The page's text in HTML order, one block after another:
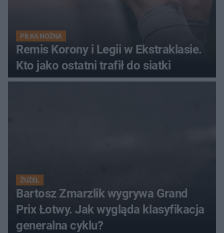
PIŁKA NOŻNA
Remis Korony i Legii w Ekstraklasie.
Kto jako ostatni trafił do siatki
ŻUŻEL
Bartosz Zmarzlik wygrywa Grand
Prix Łotwy. Jak wygląda klasyfikacja
generalna cyklu?